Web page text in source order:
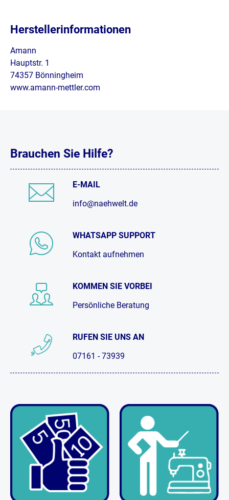
Herstellerinformationen
Amann
Hauptstr. 1
74357 Bönningheim
www.amann-mettler.com
Brauchen Sie Hilfe?
E-MAIL
info@naehwelt.de
WHATSAPP SUPPORT
Kontakt aufnehmen
KOMMEN SIE VORBEI
Persönliche Beratung
RUFEN SIE UNS AN
07161 - 73939